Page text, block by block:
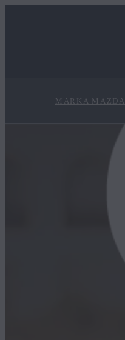
MARKA MAZDA